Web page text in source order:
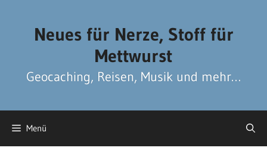
Neues für Nerze, Stoff für
Mettwurst
Geocaching, Reisen, Musik und mehr…
Menü